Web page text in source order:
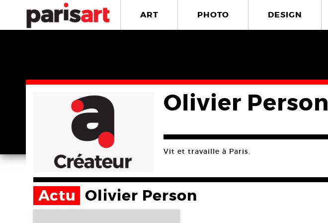
ART PHOTO DESIGN
Olivier Person
Vit et travaille à Paris.
Actu Olivier Person